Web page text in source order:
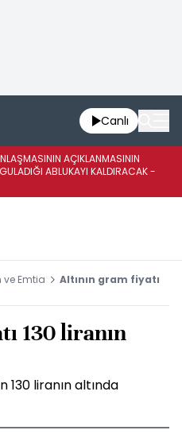
Canlı
AÇIKLANMASININ
ABLUKAYI KALDIRACAK -
ve Emtia
Altının gram fiyatı
130 liranın
130 liranın altında